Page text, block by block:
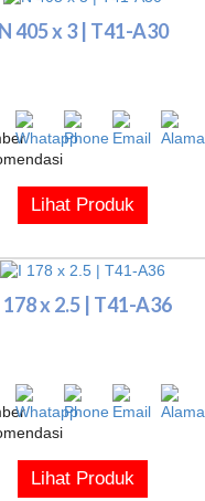
N 405 x 3 | T41-A30
Lihat Produk
178 x 2.5 | T41-A36
Lihat Produk